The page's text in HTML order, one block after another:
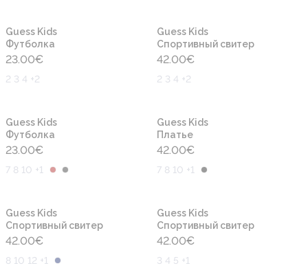
Guess Kids
Футболка
23.00€
2 3 4 +2
Guess Kids
Cпортивный свитер
42.00€
2 3 4 +2
Guess Kids
Футболка
23.00€
7 8 10 +1
Guess Kids
Платье
42.00€
7 8 10 +1
Guess Kids
Cпортивный свитер
42.00€
8 10 12 +1
Guess Kids
Cпортивный свитер
42.00€
3 4 5 +1